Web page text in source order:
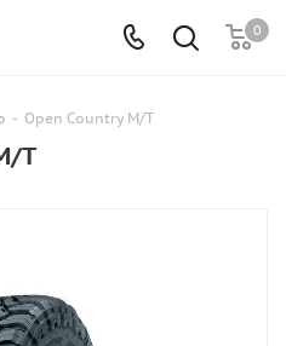
0
- Open Country M/T
T